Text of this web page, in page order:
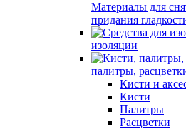
Материалы для
придания
изоляции
палитры,
Кисти и
Кисти
Палитры
Расцветки